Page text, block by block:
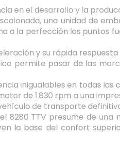
en el desarrollo y la
una unidad de
a la perfección los puntos
y su rápida
permite pasar de las
inigualables en todas
de 1.830 rpm a una
de transporte
TTV presume de una
la base del confort